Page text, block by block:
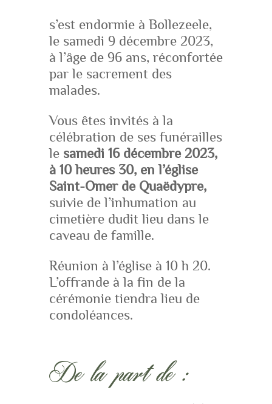
s’est endormie à Bollezeele,
le samedi 9 décembre 2023,
à l’âge de 96 ans, réconfortée
par le sacrement des
malades.
Vous êtes invités à la
célébration de ses funérailles
le samedi 16 décembre 2023,
à 10 heures 30, en l’église
Saint-Omer de Quaëdypre,
suivie de l’inhumation au
cimetière dudit lieu dans le
caveau de famille.
Réunion à l’église à 10 h 20.
L’offrande à la fin de la
cérémonie tiendra lieu de
condoléances.
De la part de :